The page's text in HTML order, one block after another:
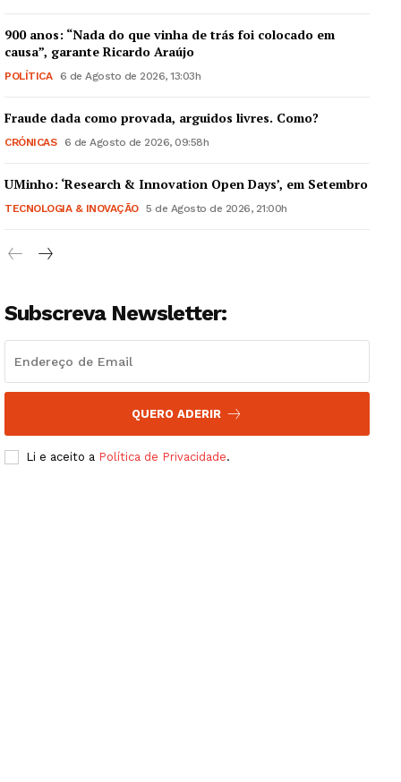
Guimarães, agora!
Institucional
Artigos
Grande Entrevista
900 anos: “Nada do que vinha de trás foi colocado em
causa”, garante Ricardo Araújo
POLÍTICA 6 de Agosto de 2026, 13:03h
Fraude dada como provada, arguidos livres. Como?
CRÓNICAS 6 de Agosto de 2026, 09:58h
UMinho: ‘Research & Innovation Open Days’, em Setembro
TECNOLOGIA & INOVAÇÃO 5 de Agosto de 2026, 21:00h
Subscreva Newsletter:
QUERO ADERIR
Li e aceito a Política de Privacidade.